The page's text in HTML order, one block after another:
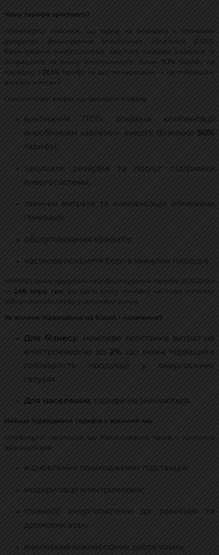
Чому тарифи зростають?
«Укренерго» пояснює, що тариф на передачу є ключовим
джерелом фінансування спеціальних обов’язків (ПСО),
балансування енергосистеми, закупівлі швидких резервів та
розрахунків на ринку електроенергії. Лише11,1% тарифу на
передачу і27,3% тарифу на диспетчеризацію — це операційні
витрати компанії.
Основні статті витрат, що закладені в тариф:
виконання ПСО, зокрема компенсації
виробникам «зеленої» енергії (близько50%
тарифу);
закупівля резервів та послуг підтримки
енергосистеми;
технічні витрати та компенсація обмежень
генерації;
обслуговування кредитів;
часткове покриття боргів минулих періодів.
НКРЕКП також врахувала недофінансування тарифів за 2023 рік
—2,68 млрд грн , що дасть змогу компанії частково погасити
заборгованість перед учасниками ринку.
Як вплине підвищення на бізнес і населення?
Для бізнесу: можливе зростання витрат на
електроенергію до 2%, що може підвищити
собівартість продукції у енергоємних
галузях.
Для населення: тарифи не змінюються.
Навіщо підвищення тарифів у воєнний час
«Укренерго» наголошує, що збалансований тариф — критично
важливий для:
відновлення пошкоджених підстанцій;
модернізації електромереж;
стійкості енергосистеми до ракетних та
дронових атак;
виконання міжнародних зобов’язань;